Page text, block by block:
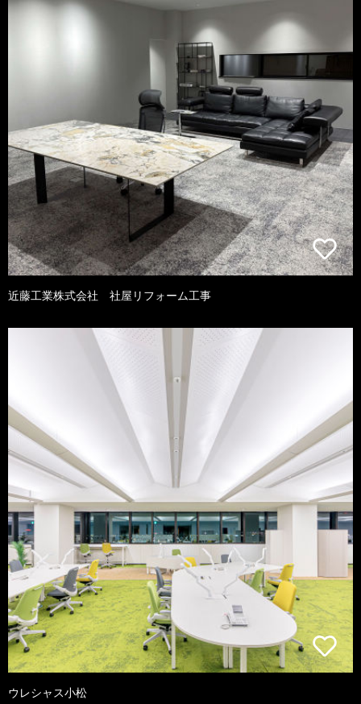
近藤工業株式会社 社屋リフォーム工事
ウレシャス小松